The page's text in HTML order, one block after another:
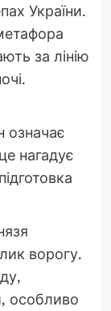
України.
за лінію
означає
нагадує
ворогу.
особливо